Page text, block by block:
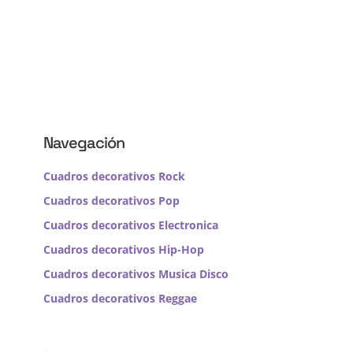
Navegación
Cuadros decorativos Rock
Cuadros decorativos Pop
Cuadros decorativos Electronica
Cuadros decorativos Hip-Hop
Cuadros decorativos Musica Disco
Cuadros decorativos Reggae